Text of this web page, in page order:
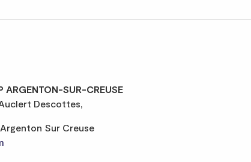
ARGENTON-SUR-CREUSE
Descottes,
Sur Creuse